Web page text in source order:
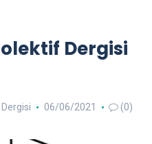
Dergisi
06/06/2021 (0)